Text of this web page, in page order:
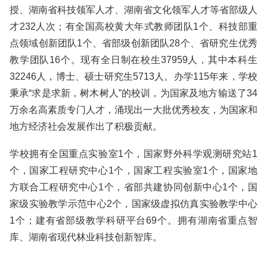
授、湖南省科技领军人才、湖南省文化领军人才等省部级人
才232人次；有全国高校黄大年式教师团队1个、科技部重
点领域创新团队1个、省部级创新团队28个、省研究生优秀
教学团队16个。现有全日制在校生37959人，其中本科生
32246人，博士、硕士研究生5713人。办学115年来，学校
秉承“求是求新，树木树人”的校训，为国家及地方输送了34
万余名高素质专门人才，涌现出一大批优秀校友，为国家和
地方经济社会发展作出了积极贡献。
学校拥有全国重点实验室1个，国家野外科学观测研究站1
个，国家工程研究中心1个，国家工程实验室1个，国家地
方联合工程研究中心1个，省部共建协同创新中心1个，国
家级实验教学示范中心2个，国家级虚拟仿真实验教学中心
1个；建有省部级教学科研平台69个。拥有湖南省重点智
库、湖南省现代林业科技创新智库。